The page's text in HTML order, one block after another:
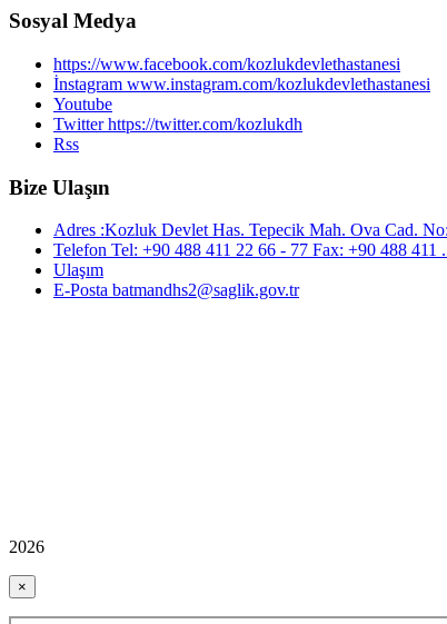
Sosyal Medya
https://www.facebook.com/kozlukdevlethastanesi
İnstagram www.instagram.com/kozlukdevlethastanesi
Youtube
Twitter https://twitter.com/kozlukdh
Rss
Bize Ulaşın
Adres :Kozluk Devlet Has. Tepecik Mah. Ova Cad.
Telefon Tel: +90 488 411 22 66 - 77 Fax: +90 488 411
Ulaşım
E-Posta batmandhs2@saglik.gov.tr
2026
×